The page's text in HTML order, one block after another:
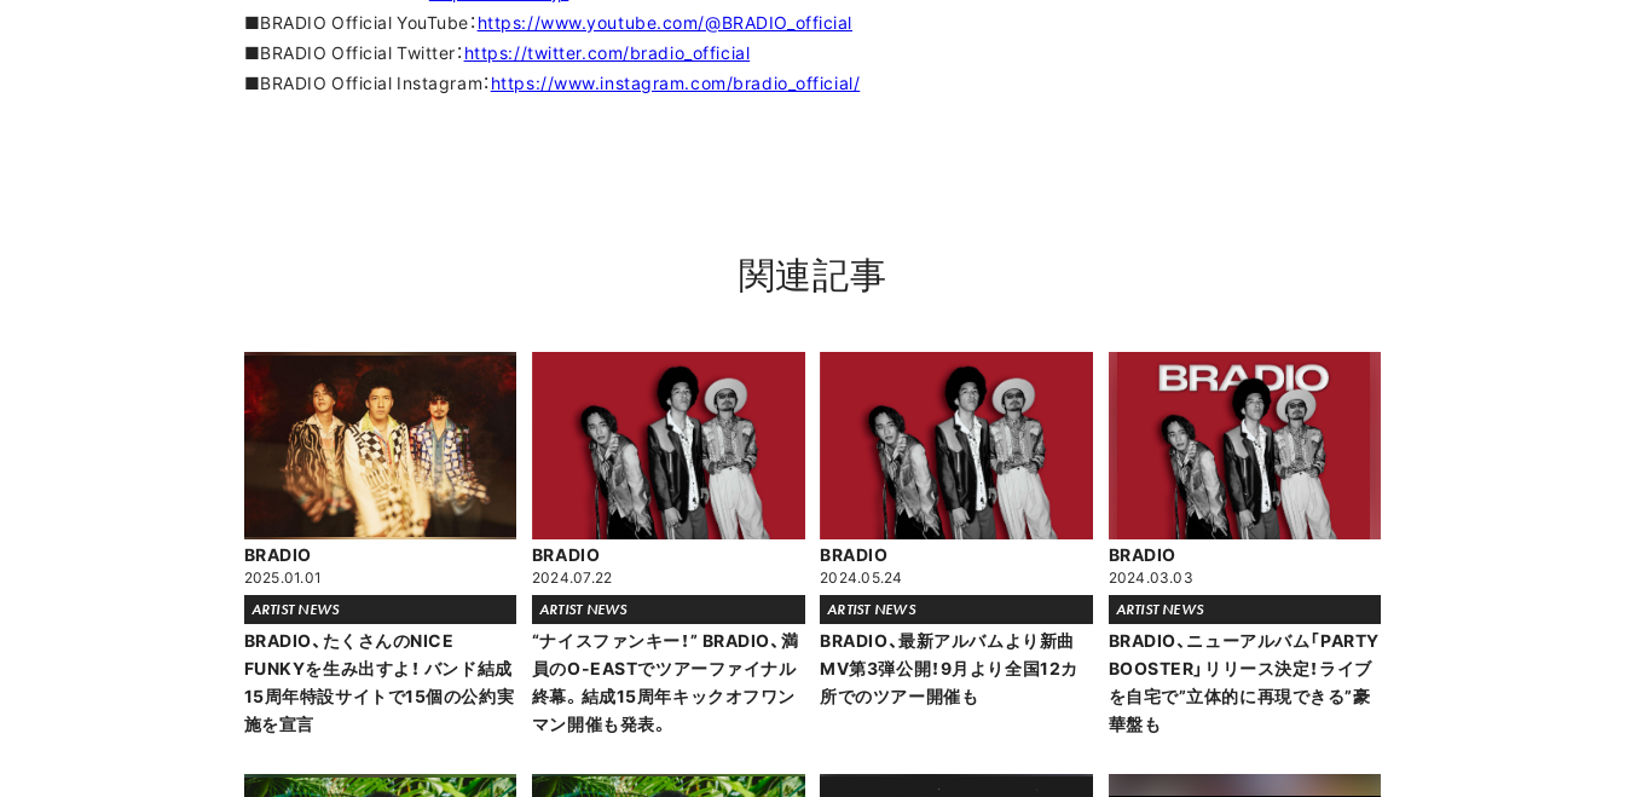
■BRADIO Official YouTube： https://www.youtube.com/@BRADIO_official
■BRADIO Official Twitter： https://twitter.com/bradio_official
■BRADIO Official Instagram： https://www.instagram.com/bradio_official/
関連記事
BRADIO
2025.01.01
ARTIST NEWS
BRADIO、たくさんのNICE
FUNKYを生み出すよ！ バンド結成
15周年特設サイトで15個の公約実
施を宣言
BRADIO
2024.07.22
ARTIST NEWS
“ナイスファンキー！” BRADIO、満
員のO-EASTでツアーファイナル
終幕。結成15周年キックオフワン
マン開催も発表。
BRADIO
2024.05.24
ARTIST NEWS
BRADIO、最新アルバムより新曲
MV第3弾公開！9月より全国12カ
所でのツアー開催も
BRADIO
2024.03.03
ARTIST NEWS
BRADIO、ニューアルバム「PARTY
BOOSTER」リリース決定！ライブ
を自宅で”立体的に再現できる”豪
華盤も